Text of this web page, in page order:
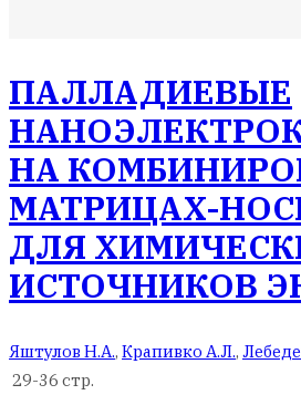
ПАЛЛАДИЕВЫЕ
НА
МАТРИЦАХ-
ДЛЯ
ИСТОЧНИКОВ
Яштулов Н.А., Крапивко А.Л.,
29-36 стр.